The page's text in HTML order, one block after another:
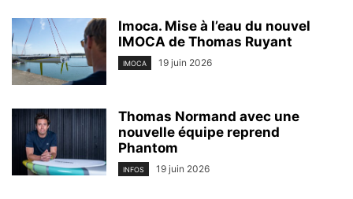
Imoca. Mise à l’eau du nouvel
IMOCA de Thomas Ruyant
IMOCA 19 juin 2026
Thomas Normand avec une
nouvelle équipe reprend
Phantom
INFOS 19 juin 2026